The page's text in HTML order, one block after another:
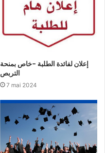
إعلان لفائدة الطلبة -خاص بمنحة
التربص
7 mai 2024